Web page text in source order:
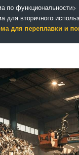
по функциональности>
для вторичного
для переплавки и